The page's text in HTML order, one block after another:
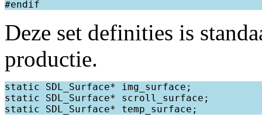
Deze set definities is
productie.
static SDL_Surface* img_surface;
static SDL_Surface* scroll_surface;